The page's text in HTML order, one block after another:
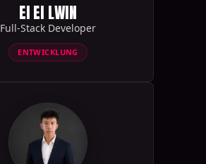
EI EI LWIN
Full-Stack Developer
ENTWICKLUNG